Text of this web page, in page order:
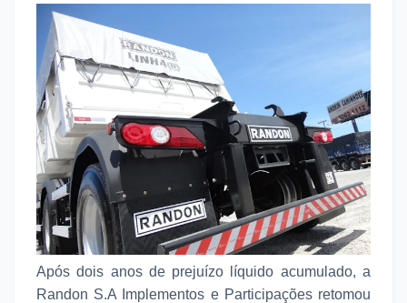
Após dois anos de prejuízo líquido acumulado, a
Randon S.A Implementos e Participações retomou